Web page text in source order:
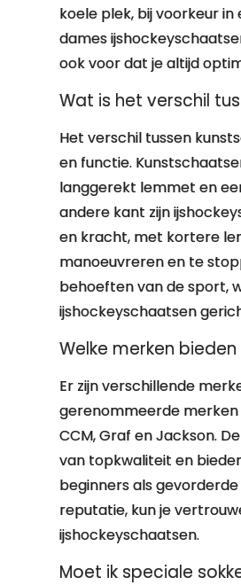
koele plek, bij voorkeur
dames
ook voor dat je altijd
Wat is het verschil
Het verschil tussen
en functie.
langgerekt lemmet en
andere kant zijn
en kracht, met kortere
manoeuvreren en te
behoeften van de sport,
ijshockeyschaatsen
Welke merken
Er zijn verschillende
gerenommeerde merken
CCM, Graf en Jackson.
van topkwaliteit en
beginners als
reputatie, kun je
ijshockeyschaatsen.
Moet ik speciale